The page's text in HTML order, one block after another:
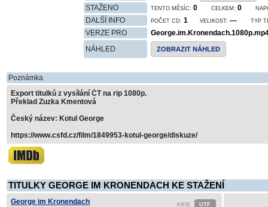
STAŽENO TENTO MĚSÍC: 0 CELKEM: 0
DALŠÍ INFO POČET CD: 1 VELIKOST: --- TYP
VERZE PRO
NÁHLED
ZOBRAZIT NÁHLED
Poznámka
Export titulků z vysílání ČT na rip 1080p.
Překlad Zuzka Kmentová
Český název: Kotul George
https://www.csfd.cz/film/1849953-kotul-george/diskuze/
TITULKY GEORGE IM KRONENDACH KE STAŽENÍ
George im Kronendach